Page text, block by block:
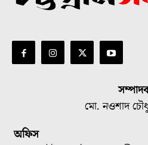
মো. নওশাদ
অফিস